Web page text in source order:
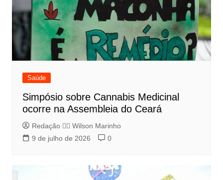
Saúde
Simpósio sobre Cannabis Medicinal
ocorre na Assembleia do Ceará
Redação 👨‍⚖️​ Wilson Marinho
9 de julho de 2026
0